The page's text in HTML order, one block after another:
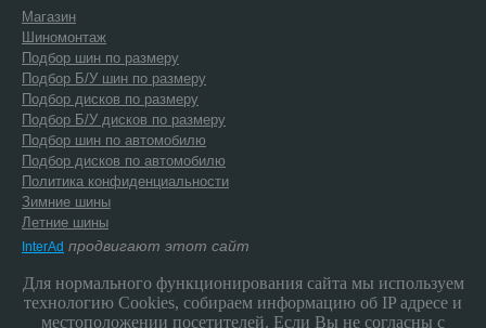
Магазин
Шиномонтаж
Подбор шин по размеру
Подбор Б/У шин по размеру
Подбор дисков по размеру
Подбор Б/У дисков по размеру
Подбор шин по автомобилю
Подбор дисков по автомобилю
Политика конфиденциальности
Зимние шины
Летние шины
InterAd продвигают этот сайт
Для нормального функционирования сайта мы используем
технологию Cookies, собираем информацию об IP адресе и
местоположении посетителей. Если Вы не согласны с